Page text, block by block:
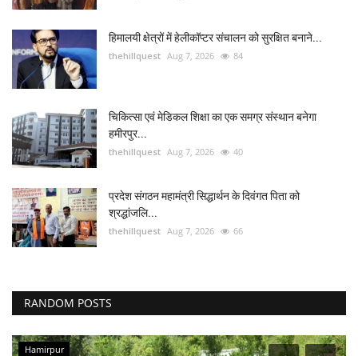
हिमालयी क्षेत्रों में हेलीकॉप्टर संचालन को सुरक्षित बनाने...
thehillquest Aug 7, 2026 84
चिकित्सा एवं मेडिकल शिक्षा का एक समग्र संस्थान बनेगा
हमीरपुर...
thehillquest Aug 7, 2026 40
प्रदेश संगठन महामंत्री सिद्धार्थन के दिवंगत पिता को
श्रद्धांजलि...
thehillquest Aug 7, 2026 66
RANDOM POSTS
Hamirpur